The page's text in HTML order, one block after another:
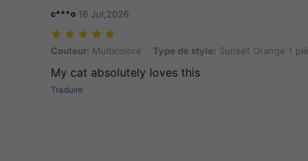
c***o 16 Jul,2026
Couleur: Multicolore, Type de style: Sunset Orange 1 pièce
Couleur: Multicolore Type de style: Sunset Orange 1
My cat absolutely loves this
Traduire